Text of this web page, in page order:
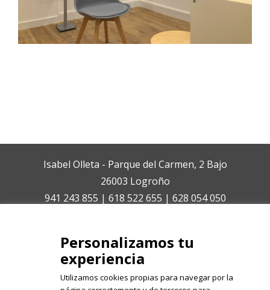
Isabel Olleta - Parque del Carmen, 2 Bajo
26003 Logroño
941 243 855 | 618 522 655 | 628 054 050
Personalizamos tu
experiencia
Utilizamos cookies propias para navegar por la